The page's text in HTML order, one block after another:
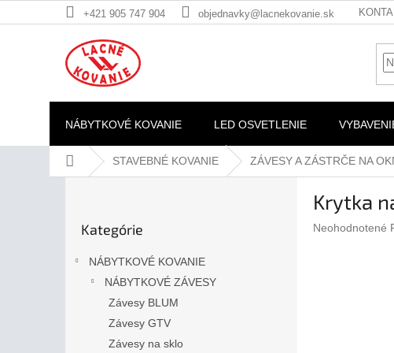
na
+421 905 747 904 objednavky@lacnekovanie.sk
NÁBYTKOVÉ KOVANIE LED OSVETLENIE
DomovSTAVEBNÉ KOVANIE ZÁVESY A ZÁSTRČE NA
kategórie
Kategórie
NÁBYTKOVÉ KOVANIE
NÁBYTKOVÉ ZÁVESY
Závesy BLUM
Závesy GTV
Závesy na sklo
Krytka
Priemerné
Neohodnotené